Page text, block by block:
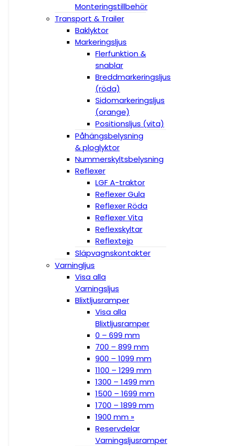
Monteringstillbehör
Transport & Trailer
Baklyktor
Markeringsljus
Flerfunktion &
snablar
Breddmarkeringsljus
(röda)
Sidomarkeringsljus
(orange)
Positionsljus (vita)
Påhängsbelysning
& ploglyktor
Nummerskyltsbelysning
Reflexer
LGF A-traktor
Reflexer Gula
Reflexer Röda
Reflexer Vita
Reflexskyltar
Reflextejp
Släpvagnskontakter
Varningljus
Visa alla
Varningsljus
Blixtljusramper
Visa alla
Blixtljusramper
0 – 699 mm
700 – 899 mm
900 – 1099 mm
1100 – 1299 mm
1300 – 1499 mm
1500 – 1699 mm
1700 – 1899 mm
1900 mm »
Reservdelar
Varningsljusramper